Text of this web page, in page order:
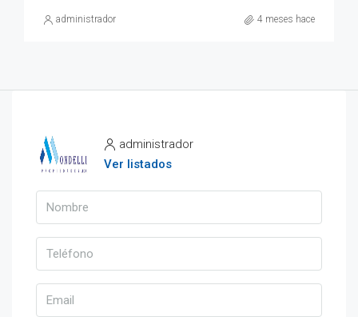
administrador 4 meses hace
administrador
Ver listados